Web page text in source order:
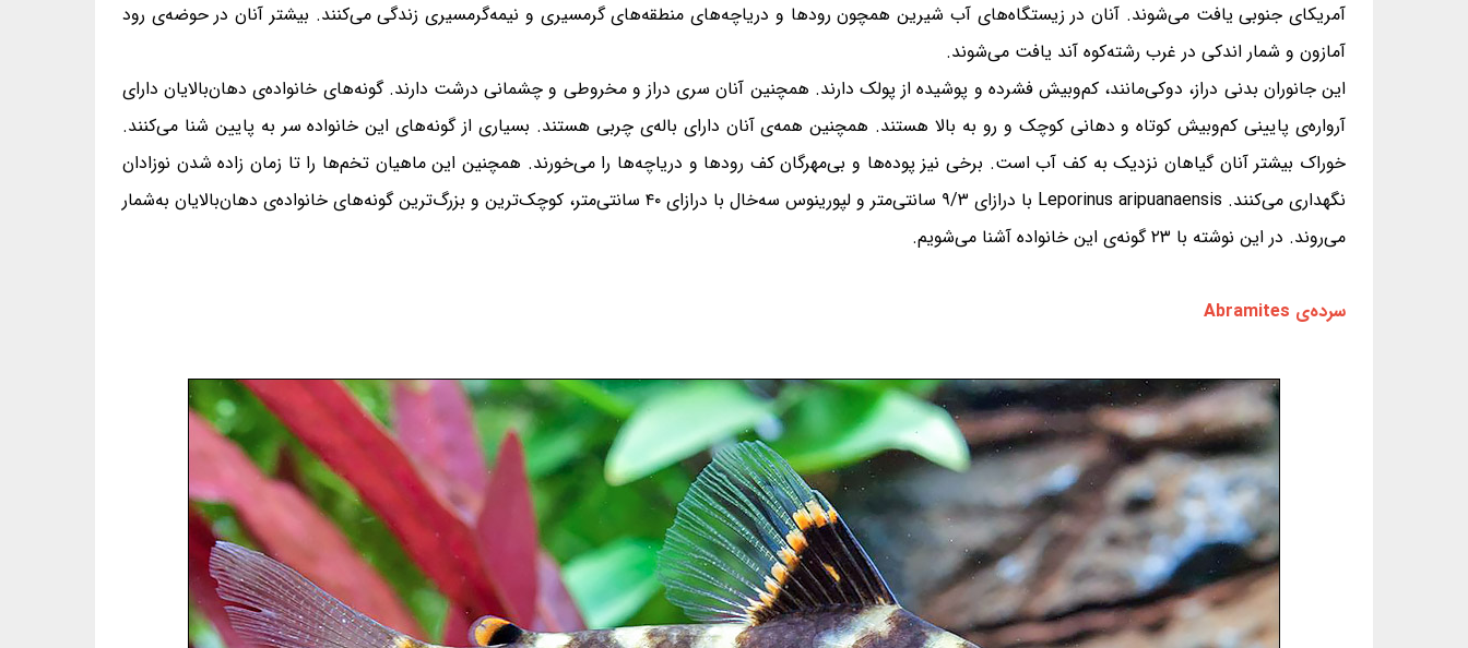
آمریکای جنوبی یافت می‌شوند. آنان در زیستگاه‌های آب شیرین همچون رودها و دریاچه‌های منطقه‌های گرمسیری و نیمه‌گرمسیری زندگی می‌کنند. بیشتر آنان در حوضه‌ی رود
آمازون و شمار اندکی در غرب رشته‌کوه آند یافت می‌شوند.
این جانوران بدنی دراز، دوکی‌مانند، کم‌وبیش فشرده و پوشیده از پولک دارند. همچنین آنان سری دراز و مخروطی و چشمانی درشت دارند. گونه‌های خانواده‌ی دهان‌بالایان دارای
آرواره‌ی پایینی کم‌وبیش کوتاه و دهانی کوچک و رو به بالا هستند. همچنین همه‌ی آنان دارای باله‌ی چربی هستند. بسیاری از گونه‌های این خانواده سر به پایین شنا می‌کنند.
خوراک بیشتر آنان گیاهان نزدیک به کف آب است. برخی نیز پوده‌ها و بی‌مهرگان کف رودها و دریاچه‌ها را می‌خورند. همچنین این ماهیان تخم‌ها را تا زمان زاده شدن نوزادان
نگهداری می‌کنند. Leporinus aripuanaensis با درازای ۹/۳ سانتی‌متر و لپورینوس سه‌خال با درازای ۴۰ سانتی‌متر، کوچک‌ترین و بزرگ‌ترین گونه‌های خانواده‌ی دهان‌بالایان به‌شمار
می‌روند. در این نوشته با ۲۳ گونه‌ی این خانواده آشنا می‌شویم.
سرده‌ی Abramites